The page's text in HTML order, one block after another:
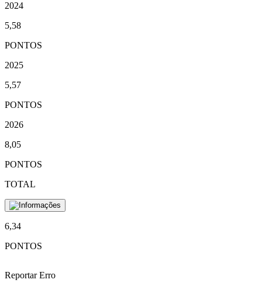
2024
5,58
PONTOS
2025
5,57
PONTOS
2026
8,05
PONTOS
TOTAL
6,34
PONTOS
Reportar Erro